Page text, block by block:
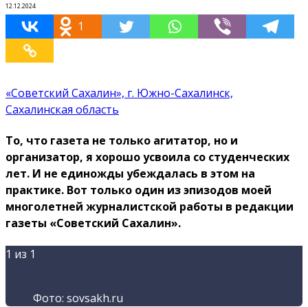
12.12.2024
1
«Советский Сахалин», г. Южно-Сахалинск,
Сахалинская область
То, что газета не только агитатор, но и
организатор, я хорошо усвоила со студенческих
лет. И не единожды убеждалась в этом на
практике. Вот только один из эпизодов моей
многолетней журналистской работы в редакции
газеты «Советский Сахалин».
1 из 1
Фото: sovsakh.ru